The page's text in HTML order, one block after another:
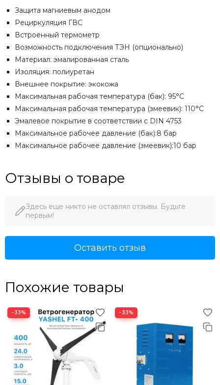
Защита магниевым анодом
Рециркуляция ГВС
Встроенный термометр
Возможность подключения ТЭН (опционально)
Материал: эмалированная сталь
Изоляция: полиуретан
Внешнее покрытие: экокожа
Максимальная рабочая температура (бак): 95°C
Максимальная рабочая температура (змеевик): 110°C
Эмалевое покрытие в соответствии с DIN 4753
Максимальное рабочее давление (бак):8 бар
Максимальное рабочее давление (змеевик):10 бар
Отзывы о товаре
Здесь еще никто не оставлял отзывы. Будьте
первым!
Оставить отзыв
Похожие товары
−33% −33%